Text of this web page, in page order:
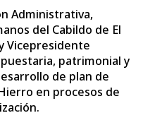
Administrativa,
del Cabildo de El
Vicepresidente
patrimonial y
de plan de
en procesos de